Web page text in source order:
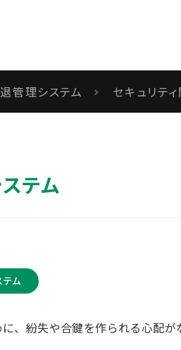
管理システム セキュリテ
テム
ム
、紛失や合鍵を作られる心配が